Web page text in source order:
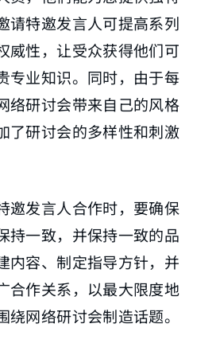
请特邀发言人可提高系列
威性，让受众获得他们可
专业知识。同时，由于每
络研讨会带来自己的风格
了研讨会的多样性和刺激
邀发言人合作时，要确保
持一致，并保持一致的品
内容、制定指导方针，并
合作关系，以最大限度地
网络研讨会制造话题。